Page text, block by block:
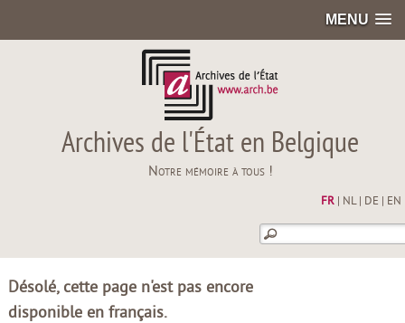
MENU
Archives de l'État en Belgique
Notre mémoire à tous !
FR| NL| DE EN
Désolé, cette page n'est pas encore
disponible en français.